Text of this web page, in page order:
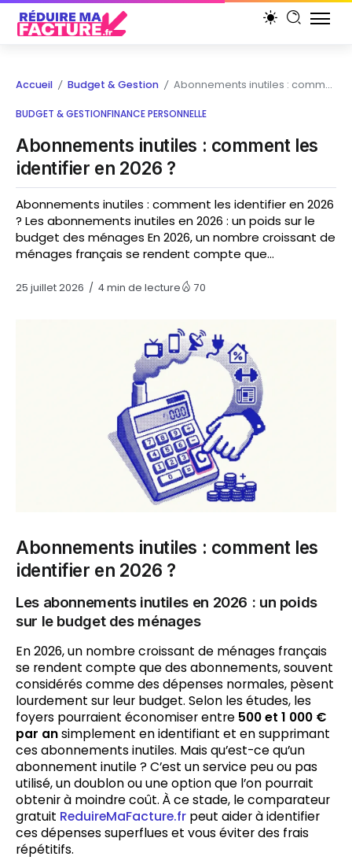
Accueil / Budget & Gestion / Abonnements inutiles : comment les identifier en 2026 ?
BUDGET & GESTIONFINANCE PERSONNELLE
Abonnements inutiles : comment les
identifier en 2026 ?
Abonnements inutiles : comment les identifier en 2026
? Les abonnements inutiles en 2026 : un poids sur le
budget des ménages En 2026, un nombre croissant de
ménages français se rendent compte que...
25 juillet 2026 4 min de lecture 70
Abonnements inutiles : comment les
identifier en 2026 ?
Les abonnements inutiles en 2026 : un poids
sur le budget des ménages
En 2026, un nombre croissant de ménages français
se rendent compte que des abonnements, souvent
considérés comme des dépenses normales, pèsent
lourdement sur leur budget. Selon les études, les
foyers pourraient économiser entre 500 et 1 000 €
par ansimplement en identifiant et en supprimant
ces abonnements inutiles. Mais qu’est-ce qu’un
abonnement inutile ? C’est un service peu ou pas
utilisé, un doublon ou une option que l’on pourrait
obtenir à moindre coût. À ce stade, le comparateur
gratuit ReduireMaFacture.fr peut aider à identifier
ces dépenses superflues et vous éviter des frais
répétitifs.